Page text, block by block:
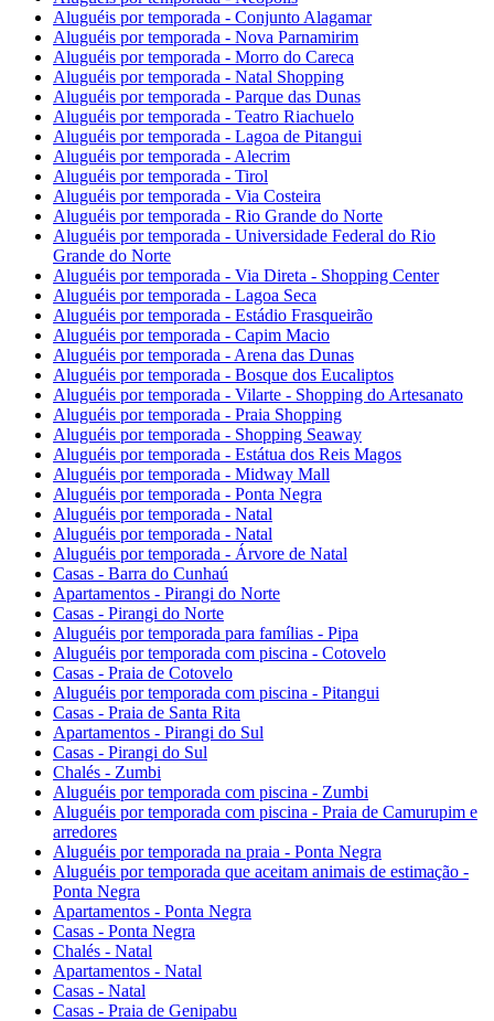
Aluguéis por temporada - Conjunto Alagamar
Aluguéis por temporada - Nova Parnamirim
Aluguéis por temporada - Morro do Careca
Aluguéis por temporada - Natal Shopping
Aluguéis por temporada - Parque das Dunas
Aluguéis por temporada - Teatro Riachuelo
Aluguéis por temporada - Lagoa de Pitangui
Aluguéis por temporada - Alecrim
Aluguéis por temporada - Tirol
Aluguéis por temporada - Via Costeira
Aluguéis por temporada - Rio Grande do Norte
Aluguéis por temporada - Universidade Federal do Rio
Grande do Norte
Aluguéis por temporada - Via Direta - Shopping Center
Aluguéis por temporada - Lagoa Seca
Aluguéis por temporada - Estádio Frasqueirão
Aluguéis por temporada - Capim Macio
Aluguéis por temporada - Arena das Dunas
Aluguéis por temporada - Bosque dos Eucaliptos
Aluguéis por temporada - Vilarte - Shopping do Artesanato
Aluguéis por temporada - Praia Shopping
Aluguéis por temporada - Shopping Seaway
Aluguéis por temporada - Estátua dos Reis Magos
Aluguéis por temporada - Midway Mall
Aluguéis por temporada - Ponta Negra
Aluguéis por temporada - Natal
Aluguéis por temporada - Natal
Aluguéis por temporada - Árvore de Natal
Casas - Barra do Cunhaú
Apartamentos - Pirangi do Norte
Casas - Pirangi do Norte
Aluguéis por temporada para famílias - Pipa
Aluguéis por temporada com piscina - Cotovelo
Casas - Praia de Cotovelo
Aluguéis por temporada com piscina - Pitangui
Casas - Praia de Santa Rita
Apartamentos - Pirangi do Sul
Casas - Pirangi do Sul
Chalés - Zumbi
Aluguéis por temporada com piscina - Zumbi
Aluguéis por temporada com piscina - Praia de Camurupim e
arredores
Aluguéis por temporada na praia - Ponta Negra
Aluguéis por temporada que aceitam animais de estimação -
Ponta Negra
Apartamentos - Ponta Negra
Casas - Ponta Negra
Chalés - Natal
Apartamentos - Natal
Casas - Natal
Casas - Praia de Genipabu